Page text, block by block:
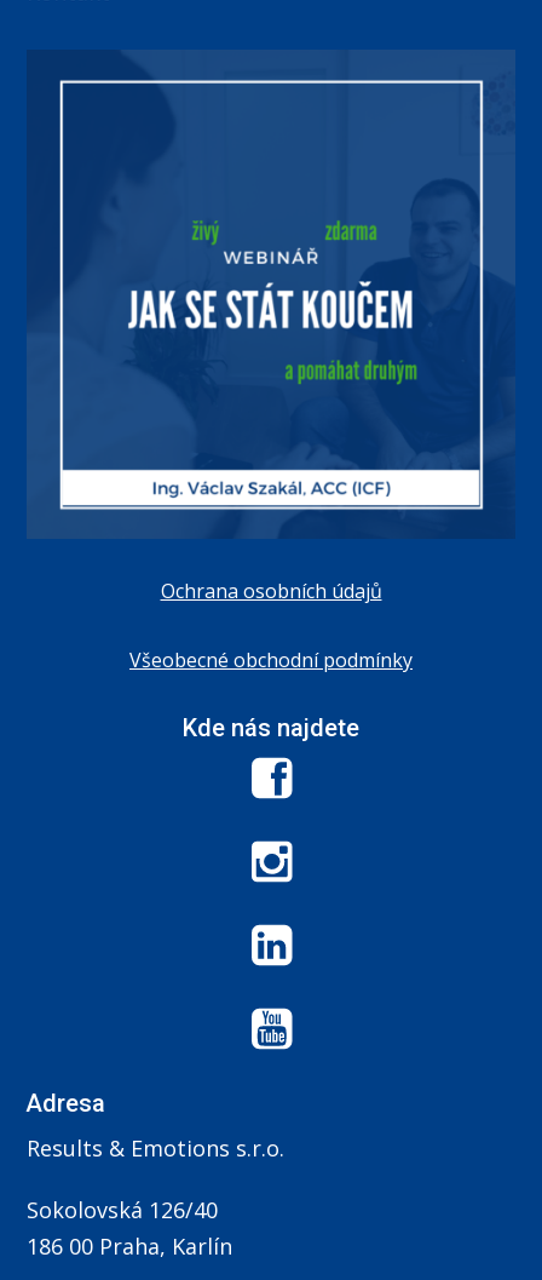
Ochrana osobních údajů
Všeobecné obchodní podmínky
Kde nás najdete
Adresa
Results & Emotions s.r.o.
Sokolovská 126/40
186 00 Praha, Karlín